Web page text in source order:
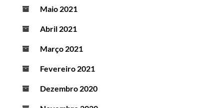
Maio 2021
Abril 2021
Março 2021
Fevereiro 2021
Dezembro 2020